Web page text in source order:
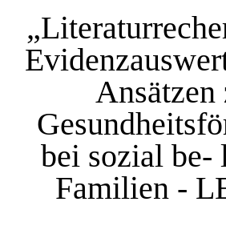
Ansätzen
bei sozial be-
Familien -